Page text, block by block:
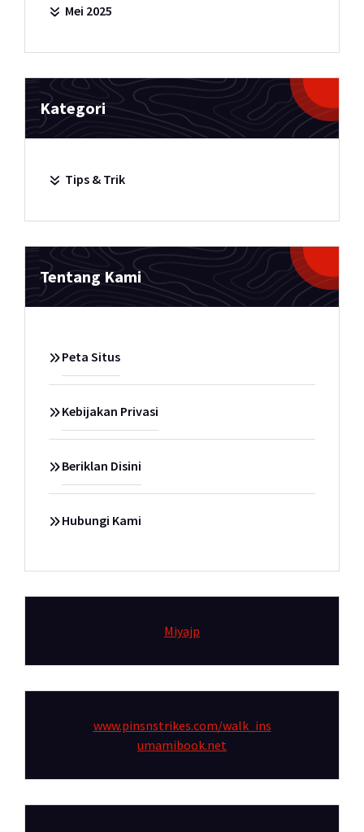
Mei 2025
Kategori
Tips & Trik
Tentang Kami
Peta Situs
Kebijakan Privasi
Beriklan Disini
Hubungi Kami
Miyajp
www.pinsnstrikes.com/walk_ins
umamibook.net